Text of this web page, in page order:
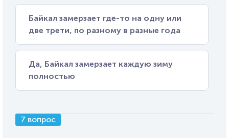
Байкал замерзает где-то на одну или
две трети, по разному в разные года
Да, Байкал замерзает каждую зиму
полностью
7 вопрос